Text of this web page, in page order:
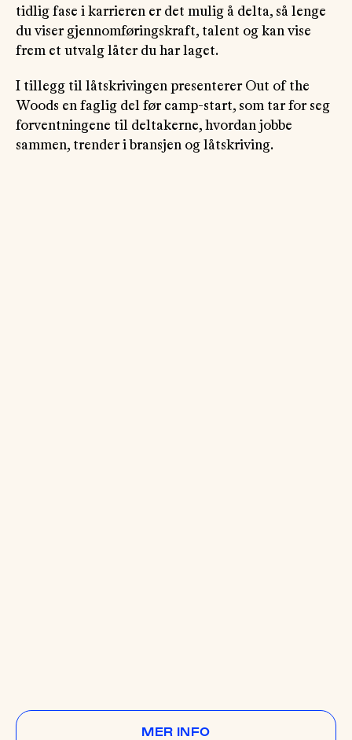
tidlig fase i karrieren er det mulig å delta, så lenge
du viser gjennomføringskraft, talent og kan vise
frem et utvalg låter du har laget.
I tillegg til låtskrivingen presenterer Out of the
Woods en faglig del før camp-start, som tar for seg
forventningene til deltakerne, hvordan jobbe
sammen, trender i bransjen og låtskriving.
MER INFO